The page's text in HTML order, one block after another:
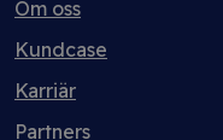
Om oss
Kundcase
Karriär
Partners